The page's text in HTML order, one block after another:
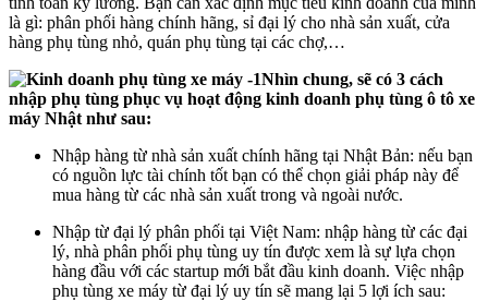
là gì: phân phối hàng chính hãng, sỉ đại lý cho nhà sản xuất, cửa
hàng phụ tùng nhỏ, quán phụ tùng tại các chợ,…
Nhìn chung, sẽ có 3 cách
nhập phụ tùng phục vụ hoạt động kinh doanh phụ tùng ô tô xe
máy Nhật như sau:
Nhập hàng từ nhà sản xuất chính hãng tại Nhật Bản: nếu bạn
có nguồn lực tài chính tốt bạn có thể chọn giải pháp này để
mua hàng từ các nhà sản xuất trong và ngoài nước.
Nhập từ đại lý phân phối tại Việt Nam: nhập hàng từ các đại
lý, nhà phân phối phụ tùng uy tín được xem là sự lựa chọn
hàng đầu với các startup mới bắt đầu kinh doanh. Việc nhập
phụ tùng xe máy từ đại lý uy tín sẽ mang lại 5 lợi ích sau: